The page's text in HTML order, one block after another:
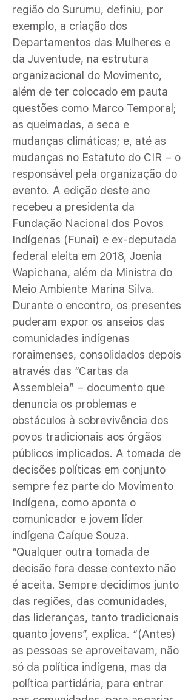
região do Surumu, definiu, por
exemplo, a criação dos
Departamentos das Mulheres e
da Juventude, na estrutura
organizacional do Movimento,
além de ter colocado em pauta
questões como Marco Temporal;
as queimadas, a seca e
mudanças climáticas; e, até as
mudanças no Estatuto do CIR – o
responsável pela organização do
evento. A edição deste ano
recebeu a presidenta da
Fundação Nacional dos Povos
Indígenas (Funai) e ex-deputada
federal eleita em 2018, Joenia
Wapichana, além da Ministra do
Meio Ambiente Marina Silva.
Durante o encontro, os presentes
puderam expor os anseios das
comunidades indígenas
roraimenses, consolidados depois
através das “Cartas da
Assembleia” – documento que
denuncia os problemas e
obstáculos à sobrevivência dos
povos tradicionais aos órgãos
públicos implicados. A tomada de
decisões políticas em conjunto
sempre fez parte do Movimento
Indígena, como aponta o
comunicador e jovem líder
indígena Caíque Souza.
“Qualquer outra tomada de
decisão fora desse contexto não
é aceita. Sempre decidimos junto
das regiões, das comunidades,
das lideranças, tanto tradicionais
quanto jovens”, explica. “(Antes)
as pessoas se aproveitavam, não
só da política indígena, mas da
política partidária, para entrar